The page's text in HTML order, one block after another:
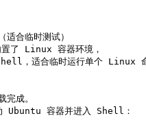
合临时测试）
了 Linux 容器环境，
，适合临时运行单个 Linux
成。
Ubuntu 容器并进入 Shell：